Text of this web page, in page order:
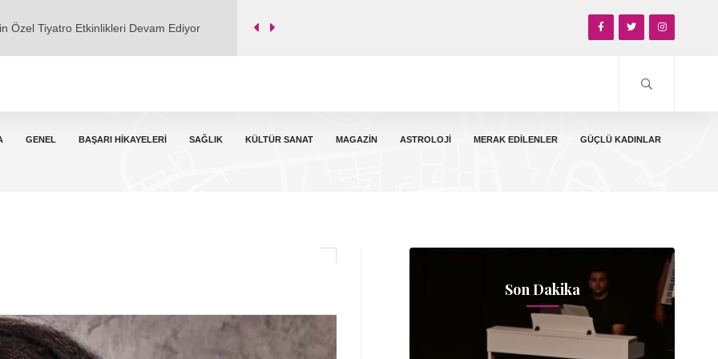
Serserisi" adlı şarkısı dijital
“Çamurdan Sanata” Eğitimi Yeniden Başladı
Dev'e Taşındı
GENEL BAŞARI HIKAYELERI SAĞLIK KÜLTÜR SANAT MAGAZIN ASTROLOJI MERAK EDILENLER
GÜÇLÜ KADINLAR
Son Dakika